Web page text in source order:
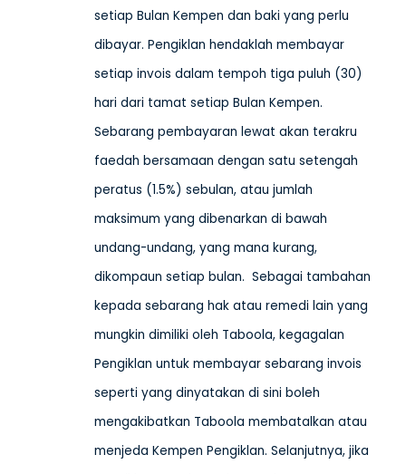
setiap Bulan Kempen dan baki yang perlu
dibayar. Pengiklan hendaklah membayar
setiap invois dalam tempoh tiga puluh (30)
hari dari tamat setiap Bulan Kempen.
Sebarang pembayaran lewat akan terakru
faedah bersamaan dengan satu setengah
peratus (1.5%) sebulan, atau jumlah
maksimum yang dibenarkan di bawah
undang-undang, yang mana kurang,
dikompaun setiap bulan. Sebagai tambahan
kepada sebarang hak atau remedi lain yang
mungkin dimiliki oleh Taboola, kegagalan
Pengiklan untuk membayar sebarang invois
seperti yang dinyatakan di sini boleh
mengakibatkan Taboola membatalkan atau
menjeda Kempen Pengiklan. Selanjutnya, jika